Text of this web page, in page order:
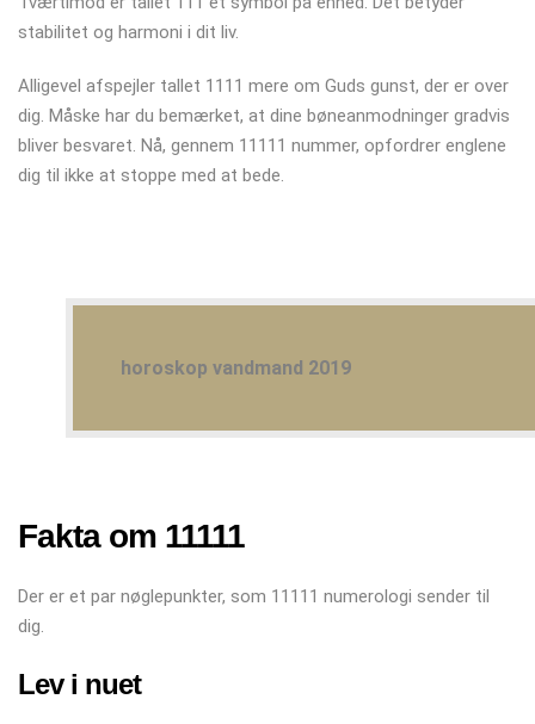
stabilitet og harmoni i dit liv.
Alligevel afspejler tallet 1111 mere om Guds gunst, der er over
dig. Måske har du bemærket, at dine bøneanmodninger gradvis
bliver besvaret. Nå, gennem 11111 nummer, opfordrer englene
dig til ikke at stoppe med at bede.
horoskop vandmand 2019
Fakta om 11111
Der er et par nøglepunkter, som 11111 numerologi sender til
dig.
Lev i nuet